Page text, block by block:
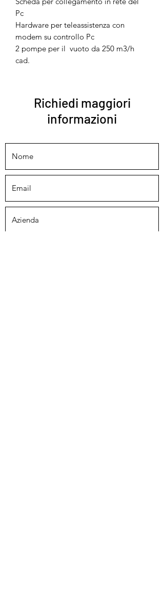
Pc
Hardware per teleassistenza con
modem su controllo Pc
2 pompe per il vuoto da 250 m3/h
cad.
Richiedi maggiori
informazioni